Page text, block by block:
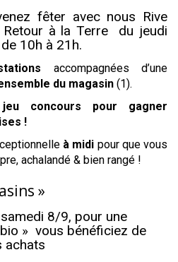
fêter avec nous Rive
à la Terre du jeudi
10h à 21h.
accompagnées d’une
du magasin (1).
concours pour gagner
!
à midi pour que vous
achalandé & bien rangé !
»
8/9, pour une
» vous bénéficiez de
achats